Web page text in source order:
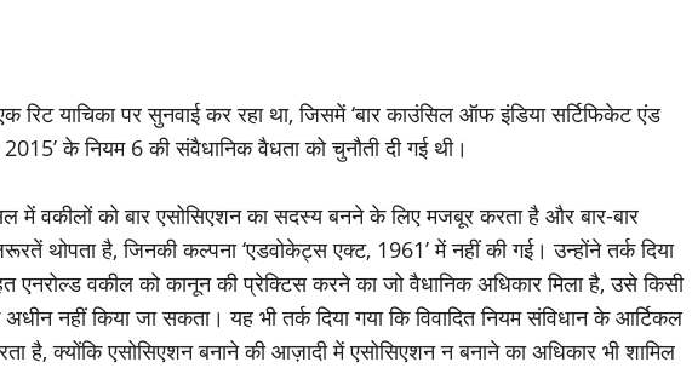
एक रिट याचिका पर सुनवाई कर रहा था, जिसमें ‘बार काउंसिल ऑफ इंडिया सर्टिफिकेट एंड
के नियम 6 की संवैधानिक वैधता को चुनौती दी गई थी।
में वकीलों को बार एसोसिएशन का सदस्य बनने के लिए मजबूर करता है और बार-बार
थोपता है, जिनकी कल्पना ‘एडवोकेट्स एक्ट, 1961’ में नहीं की गई। उन्होंने तर्क दिया
वकील को कानून की प्रेक्टिस करने का जो वैधानिक अधिकार मिला है, उसे किसी
नहीं किया जा सकता। यह भी तर्क दिया गया कि विवादित नियम संविधान के आर्टिकल
क्योंकि एसोसिएशन बनाने की आज़ादी में एसोसिएशन न बनाने का अधिकार भी शामिल